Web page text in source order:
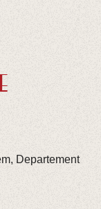
Departement